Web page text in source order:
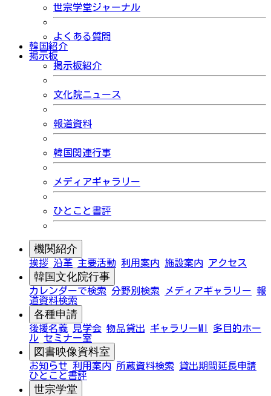
世宗学堂ジャーナル
よくある質問
韓国紹介
掲示板
掲示板紹介
文化院ニュース
報道資料
韓国関連行事
メディアギャラリー
ひとこと書評
機関紹介
挨拶 沿革 主要活動 利用案内 施設案内 アクセス
韓国文化院行事
カレンダーで検索 分野別検索 メディアギャラリー 報
道資料検索
各種申請
後援名義 見学会 物品貸出 ギャラリーMI
多目的ホー
ル セミナー室
図書映像資料室
お知らせ 利用案内 所蔵資料検索
貸出期間延長申請
ひとこと書評
世宗学堂